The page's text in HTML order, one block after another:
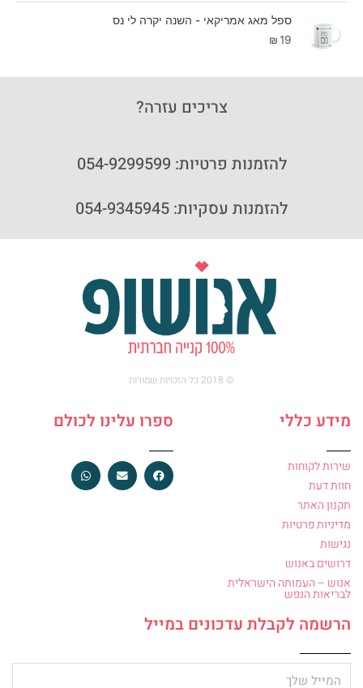
ספל מאג אמריקאי - השנה יקרה לי נס
₪19
צריכים עזרה?
להזמנות פרטיות: 054-9299599
להזמנות עסקיות: 054-9345945
© 2018 כל הזכויות שמורות
מידע כללי
שירות לקוחות
חוות דעת
תקנון האתר
מדיניות פרטיות
נגישות
דרושים באנוש
אנוש – העמותה הישראלית
לבריאות הנפש
ספרו עלינו לכולם
הרשמה לקבלת עדכונים במייל